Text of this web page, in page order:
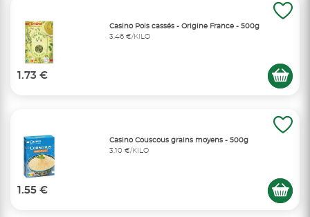
Casino Pois cassés - Origine France - 500g
3,46 €/KILO
1.73 €
Casino Couscous grains moyens - 500g
3,10 €/KILO
1.55 €